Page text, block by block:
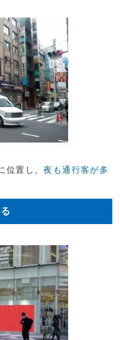
位置し、夜も通行客が多